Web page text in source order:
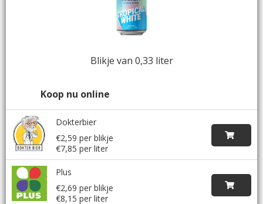
Blikje van 0,33 liter
Koop nu online
Dokterbier
€2,59 per blikje
€7,85 per liter
Plus
€2,69 per blikje
€8,15 per liter